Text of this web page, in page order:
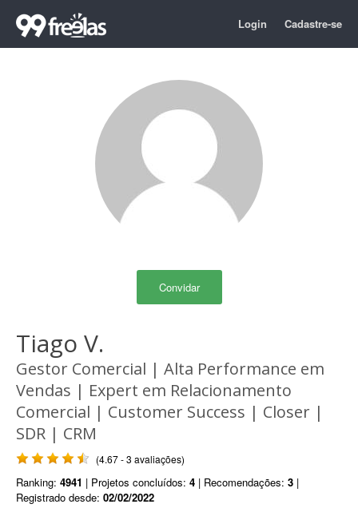
Login Cadastre-se
Convidar
Tiago V.
Gestor Comercial | Alta Performance em
Vendas | Expert em Relacionamento
Comercial | Customer Success | Closer |
SDR | CRM
(4.67 - 3 avaliações)
Ranking: 4941 | Projetos concluídos: 4 | Recomendações: 3 |
Registrado desde: 02/02/2022